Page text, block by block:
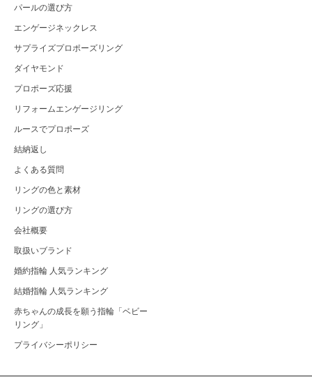
パールの選び方
エンゲージネックレス
サプライズプロポーズリング
ダイヤモンド
プロポーズ応援
リフォームエンゲージリング
ルースでプロポーズ
結納返し
よくある質問
リングの色と素材
リングの選び方
会社概要
取扱いブランド
婚約指輪 人気ランキング
結婚指輪 人気ランキング
赤ちゃんの成長を願う指輪「ベビー
リング」
プライバシーポリシー